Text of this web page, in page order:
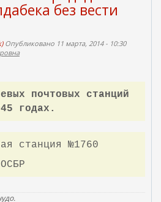
без вести
Опубликовано 11 марта, 2014 - 10:30
почтовых станций
годах.
станция №1760